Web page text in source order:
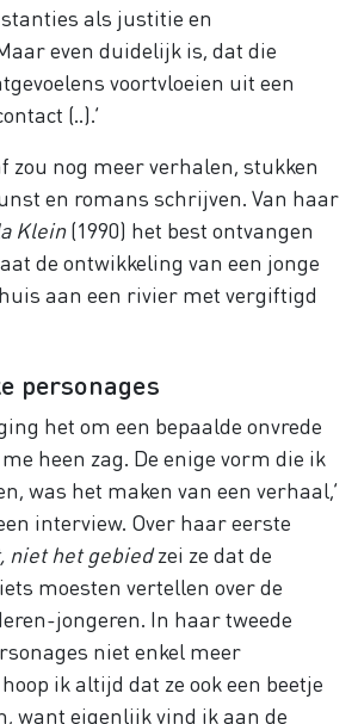
als justitie en
even duidelijk is, dat die
voortvloeien uit een
(..).’
zou nog meer verhalen, stukken
en romans schrijven. Van haar
Klein(1990) het best ontvangen
de ontwikkeling van een jonge
aan een rivier met vergiftigd
personages
het om een bepaalde onvrede
heen zag. De enige vorm die ik
was het maken van een verhaal,’
interview. Over haar eerste
niet het gebiedzei ze dat de
moesten vertellen over de
jongeren. In haar tweede
niet enkel meer
ik altijd dat ze ook een beetje
want eigenlijk vind ik aan de